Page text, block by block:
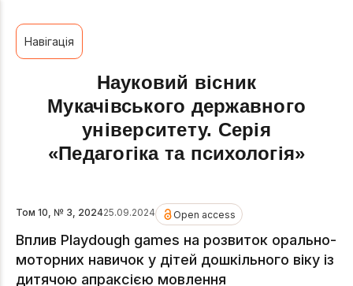
Навігація
Науковий вісник
Мукачівського державного
університету. Серія
«Педагогіка та психологія»
Том 10, № 3, 202425.09.2024 Open access
Вплив Playdough games на розвиток орально-
моторних навичок у дітей дошкільного віку із
дитячою апраксією мовлення